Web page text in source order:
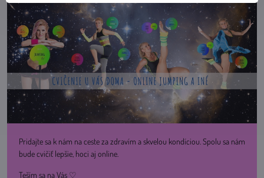
Pridajte sa k nám na ceste za zdravím a skvelou kondíciou. Spolu sa nám
bude cvičiť lepšie, hoci aj online.
Teším sa na Vás ♡